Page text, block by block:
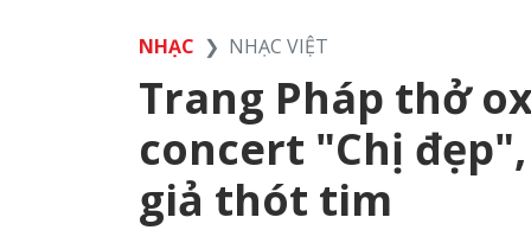
NHẠC NHẠC VIỆT
Trang Pháp thở
concert "Chị
giả thót tim